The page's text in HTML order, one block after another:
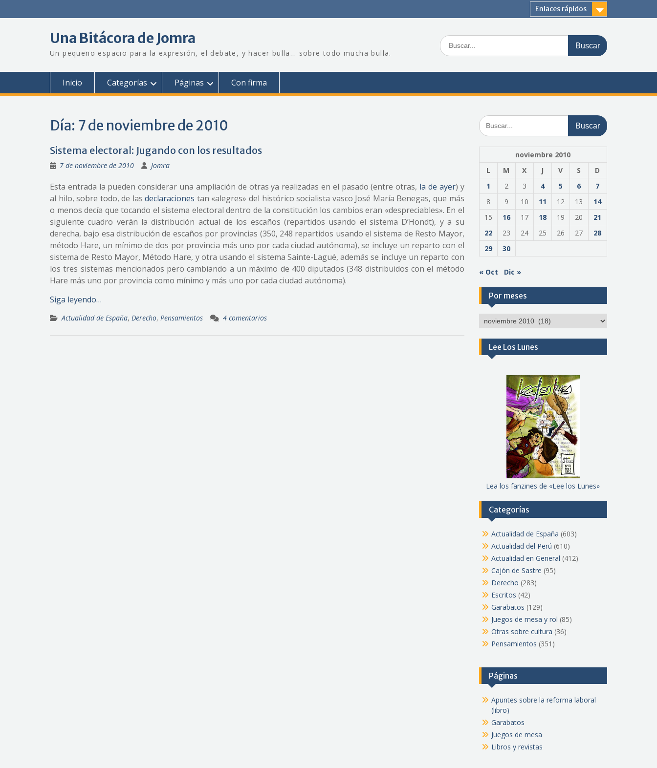
Enlaces rápidos
Una Bitácora de Jomra
Un pequeño espacio para la expresión, el debate, y hacer bulla… sobre todo mucha bulla.
Buscar:
Inicio Categorías Páginas Con firma
Día: 7 de noviembre de 2010
Sistema electoral: Jugando con los resultados
7 de noviembre de 2010 Jomra
Esta entrada la pueden considerar una ampliación de otras ya realizadas en el pasado (entre otras, la de ayer) y
al hilo, sobre todo, de lasdeclaraciones tan «alegres» del histórico socialista vasco José María Benegas, que más
o menos decía que tocando el sistema electoral dentro de la constitución los cambios eran «despreciables». En el
siguiente cuadro verán la distribución actual de los escaños (repartidos usando el sistema D’Hondt), y a su
derecha, bajo esa distribución de escaños por provincias (350, 248 repartidos usando el sistema de Resto Mayor,
método Hare, un mínimo de dos por provincia más uno por cada ciudad autónoma), se incluye un reparto con el
sistema de Resto Mayor, Método Hare, y otra usando el sistema Sainte-Laguë, además se incluye un reparto con
los tres sistemas mencionados pero cambiando a un máximo de 400 diputados (348 distribuidos con el método
Hare más uno por provincia como mínimo y más uno por cada ciudad autónoma).
Siga leyendo…
Actualidad de España, Derecho, Pensamientos 4 comentarios
Buscar:
noviembre 2010
L
M X J V S
D
1
2 3 4 5 6
7
8
9 10 11 12 13
14
15
16 17 18 19 20
21
22
23 24 25 26 27
28
29
30
« Oct Dic »
Por meses
Por
Lee Los Lunes
Lea los fanzines de «Lee los Lunes»
Categorías
Actualidad de España (603)
Actualidad del Perú (610)
Actualidad en General (412)
Cajón de Sastre (95)
Derecho (283)
Escritos (42)
Garabatos (129)
Juegos de mesa y rol (85)
Otras sobre cultura (36)
Pensamientos (351)
Páginas
Apuntes sobre la reforma laboral
(libro)
Garabatos
Juegos de mesa
Libros y revistas